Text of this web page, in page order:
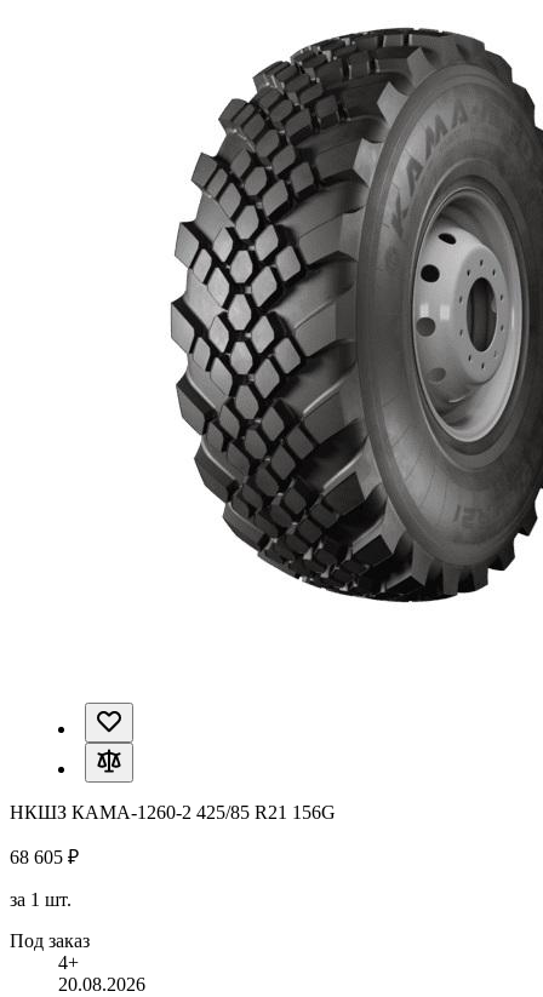
НКШЗ КАМА-1260-2 425/85 R21 156G
68 605 ₽
за 1 шт.
Под заказ
4+
20.08.2026